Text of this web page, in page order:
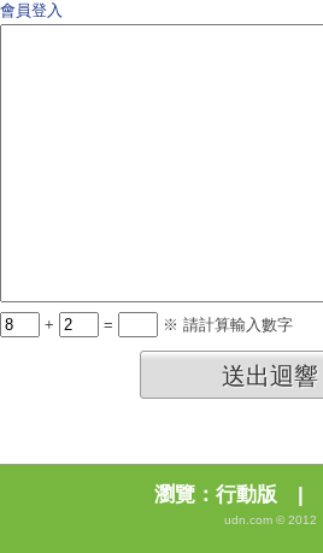
會員登入
+ = ※ 請計算輸入數字
送出迴響
瀏覽： 行動版 |
udn.com © 2012